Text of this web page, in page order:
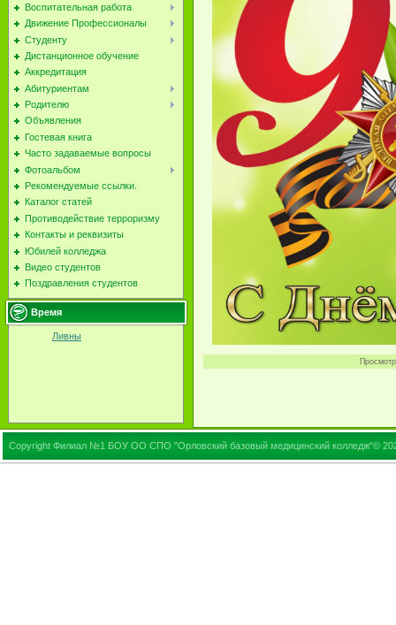
Воспитательная работа
Движение Профессионалы
Студенту
Дистанционное обучение
Аккредитация
Абитуриентам
Родителю
Объявления
Гостевая книга
Часто задаваемые вопросы
Фотоальбом
Рекомендуемые ссылки.
Каталог статей
Противодействие терроризму
Контакты и реквизиты
Юбилей колледжа
Видео студентов
Поздравления студентов
Время
Ливны
Copyright Филиал №1 БОУ ОО СПО "Орловский базовый медицинский колледж"©